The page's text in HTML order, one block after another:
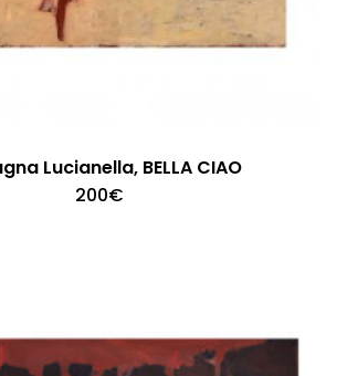
Lucianella, BELLA CIAO
200€